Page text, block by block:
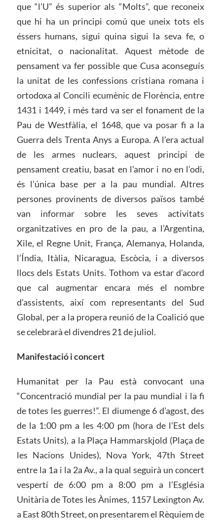
que “l’U” és superior als “Molts”, que reconeix
que hi ha un principi comú que uneix tots els
éssers humans, sigui quina sigui la seva fe, o
etnicitat, o nacionalitat. Aquest mètode de
pensament va fer possible que Cusa aconseguís
la unitat de les confessions cristiana romana i
ortodoxa al Concili ecumènic de Florència, entre
1431 i 1449, i més tard va ser el fonament de la
Pau de Westfàlia, el 1648, que va posar fi a la
Guerra dels Trenta Anys a Europa. A l’era actual
de les armes nuclears, aquest principi de
pensament creatiu, basat en l’amor i no en l’odi,
és l’única base per a la pau mundial. Altres
persones provinents de diversos països també
van informar sobre les seves activitats
organitzatives en pro de la pau, a l’Argentina,
Xile, el Regne Unit, França, Alemanya, Holanda,
l’Índia, Itàlia, Nicaragua, Escòcia, i a diversos
llocs dels Estats Units. Tothom va estar d’acord
que cal augmentar encara més el nombre
d’assistents, així com representants del Sud
Global, per a la propera reunió de la Coalició que
se celebrarà el divendres 21 de juliol.
Manifestació i concert
Humanitat per la Pau està convocant una
“Concentració mundial per la pau mundial i la fi
de totes les guerres!”. El diumenge 6 d’agost, des
de la 1:00 pm a les 4:00 pm (hora de l’Est dels
Estats Units), a la Plaça Hammarskjold (Plaça de
les Nacions Unides), Nova York, 47th Street
entre la 1a i la 2a Av., a la qual seguirà un concert
vespertí de 6:00 pm a 8:00 pm a l’Església
Unitària de Totes les Ànimes, 1157 Lexington Av.
a East 80th Street, on presentarem el Rèquiem de